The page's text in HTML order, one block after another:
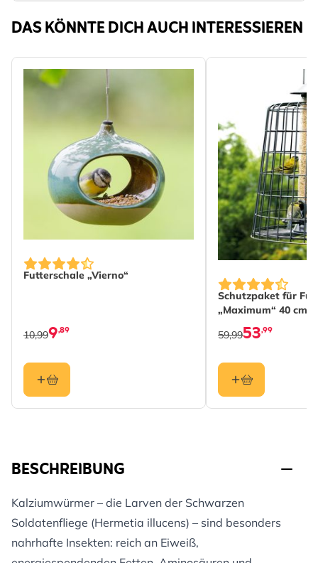
DAS KÖNNTE DICH AUCH INTERESSIEREN
Futterschale „Vierno“
9,89
10,99
Schutzpaket für
„Maximum“ 40 cm
53,99
59,99
BESCHREIBUNG
Kalziumwürmer – die Larven der Schwarzen
Soldatenfliege (Hermetia illucens) – sind besonders
nahrhafte Insekten: reich an Eiweiß,